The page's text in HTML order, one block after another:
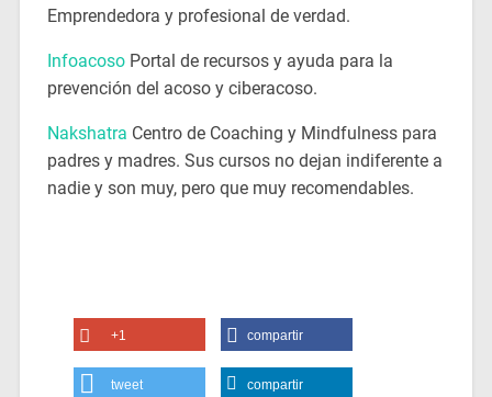
Emprendedora y profesional de verdad.
InfoacosoPortal de recursos y ayuda para la
prevención del acoso y ciberacoso.
Nakshatra Centro de Coaching y Mindfulness para
padres y madres. Sus cursos no dejan indiferente a
nadie y son muy, pero que muy recomendables.
+1 compartir
tweet compartir